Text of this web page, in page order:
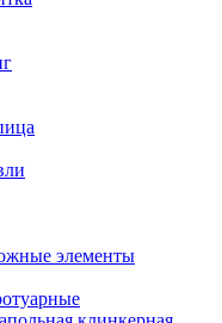
элементы